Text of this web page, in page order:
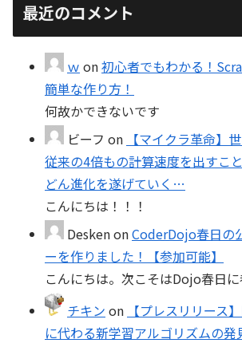
最近のコメント
ｗ on初心者でもわかる！
簡単な作り方！
何故かできないです
ビーフ on 【マイクラ革命】
従来の4倍もの計算速度を出すこ
どん進化を遂げていく…
こんにちは！！！
DeskenonCoderDojo春日の
ーを作りました！【参加可能】
こんにちは。次こそはDojo春日に
チキン on 【プレスリリース
に代わる新学習アルゴリズムの